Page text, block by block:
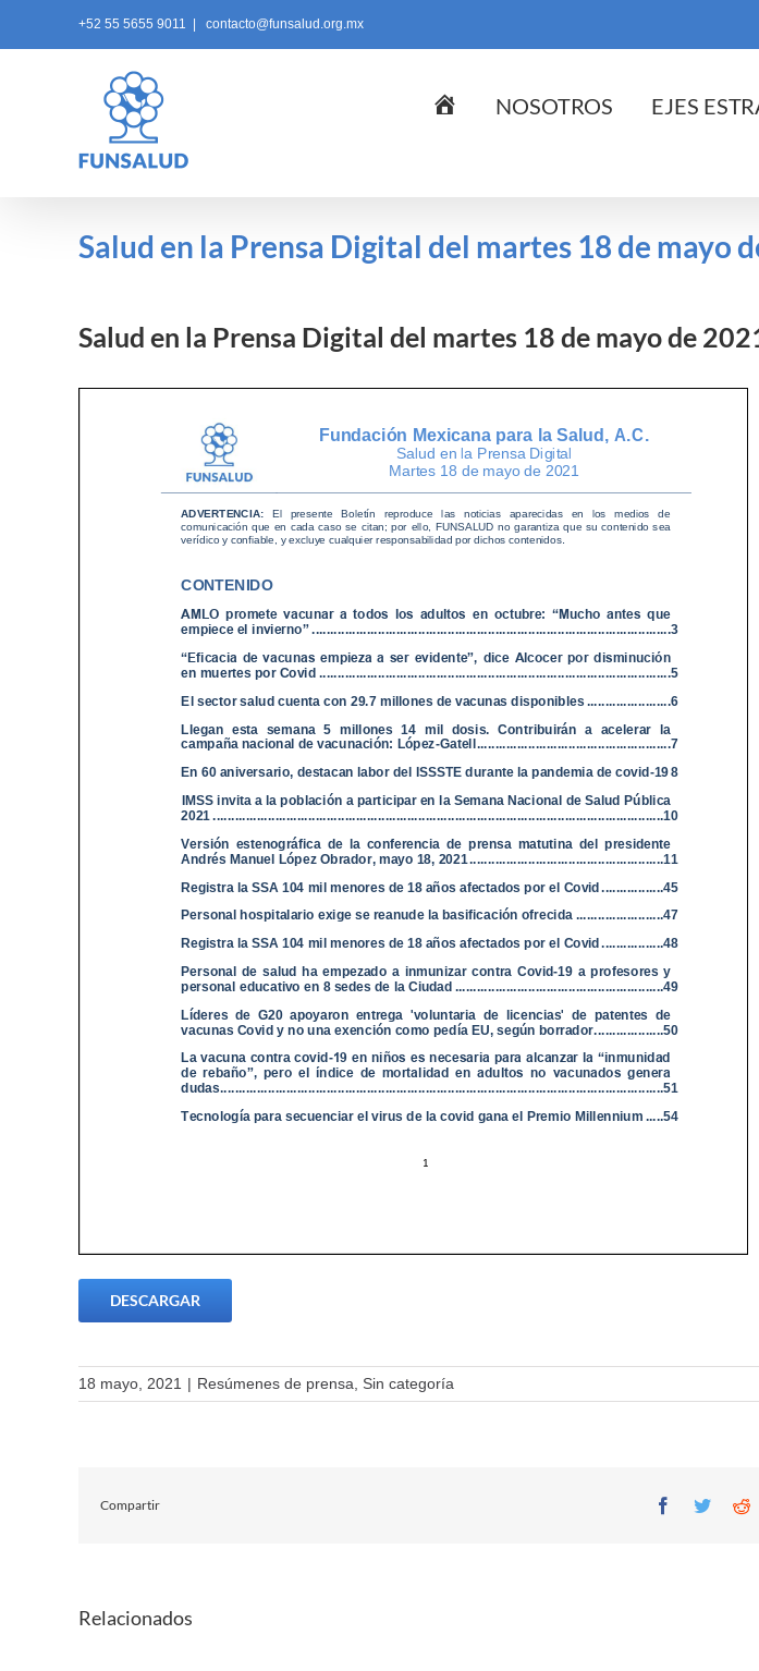
+52 55 5655 9011 contacto@funsalud.org.mx
InicioNOSOTROS EJES
Salud en la Prensa Digital del martes 18 de mayo
Salud en la Prensa Digital del martes 18 de mayo de
DESCARGAR
18 mayo, 2021 | Resúmenes de prensa Sin categoría
Compartir Facebook
Twitter
Relacionados